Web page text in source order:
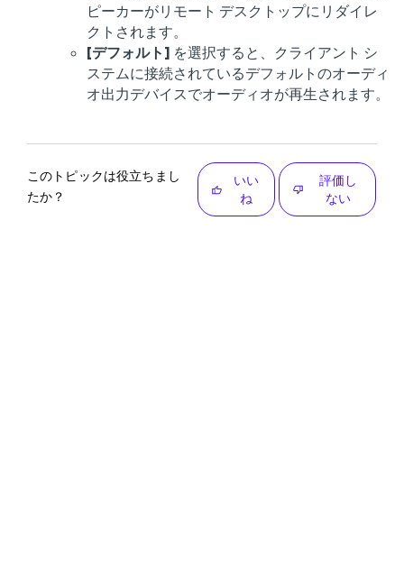
ピーカーがリモート デスクトップにリダイレ
クトされます。
[デフォルト] を選択すると、クライアント シ
ステムに接続されているデフォルトのオーディ
オ出力デバイスでオーディオが再生されます。
このトピックは役立ちまし
たか？
いい
ね
評価し
ない